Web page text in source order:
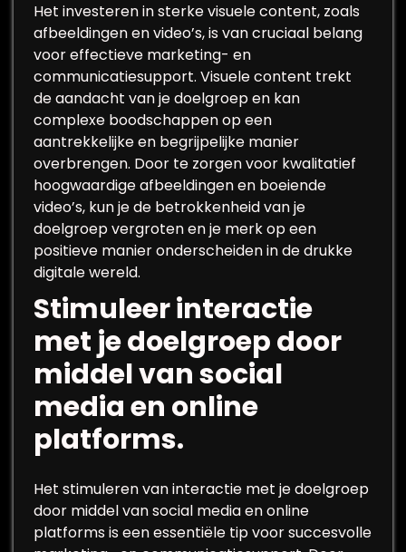
Het investeren in sterke visuele content, zoals
afbeeldingen en video’s, is van cruciaal belang
voor effectieve marketing- en
communicatiesupport. Visuele content trekt
de aandacht van je doelgroep en kan
complexe boodschappen op een
aantrekkelijke en begrijpelijke manier
overbrengen. Door te zorgen voor kwalitatief
hoogwaardige afbeeldingen en boeiende
video’s, kun je de betrokkenheid van je
doelgroep vergroten en je merk op een
positieve manier onderscheiden in de drukke
digitale wereld.
Stimuleer interactie
met je doelgroep door
middel van social
media en online
platforms.
Het stimuleren van interactie met je doelgroep
door middel van social media en online
platforms is een essentiële tip voor succesvolle